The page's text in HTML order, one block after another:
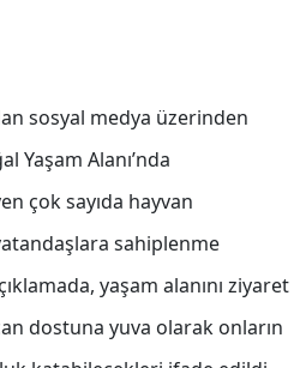
sosyal medya üzerinden
Yaşam Alanı’nda
çok sayıda hayvan
sahiplenme
yaşam alanını ziyaret
dostuna yuva olarak onların